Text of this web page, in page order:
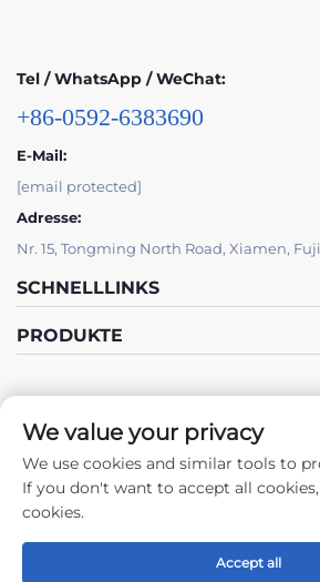
Tel / WhatsApp / WeChat:
+86-0592-6383690
E-Mail:
[email protected]
Adresse:
Nr. 15, Tongming North Road, Xiamen,
SCHNELLLINKS
PRODUKTE
Folge Uns
Urheberrecht © 2024 by Xiamen
We value your privacy
We use cookies and similar tools to
If you don't want to accept all
cookies.
Accept all